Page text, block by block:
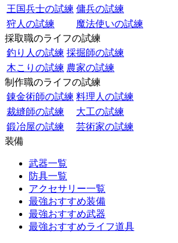
王国兵士の試練 傭兵の試練
狩人の試練
魔法使いの試練
採取職のライフの試練
釣り人の試練 採掘師の試練
木こりの試練 農家の試練
制作職のライフの試練
錬金術師の試練 料理人の試練
裁縫師の試練
大工の試練
鍛冶屋の試練
芸術家の試練
装備
武器一覧
防具一覧
アクセサリー一覧
最強おすすめ装備
最強おすすめ武器
最強おすすめライフ道具